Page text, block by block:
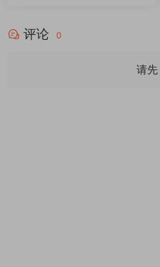
评论 0
请先